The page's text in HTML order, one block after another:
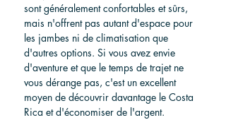
sont généralement confortables et sûrs,
mais n'offrent pas autant d'espace pour
les jambes ni de climatisation que
d'autres options. Si vous avez envie
d'aventure et que le temps de trajet ne
vous dérange pas, c'est un excellent
moyen de découvrir davantage le Costa
Rica et d'économiser de l'argent.